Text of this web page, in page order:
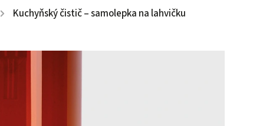
/ Kuchyňský čistič – samolepka na lahvičku